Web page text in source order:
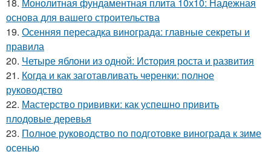
18. Монолитная фундаментная плита 10х10: Надежная
основа для вашего строительства
19. Осенняя пересадка винограда: главные секреты и
правила
20. Четыре яблони из одной: История роста и развития
21. Когда и как заготавливать черенки: полное
руководство
22. Мастерство прививки: как успешно привить
плодовые деревья
23. Полное руководство по подготовке винограда к зиме
осенью